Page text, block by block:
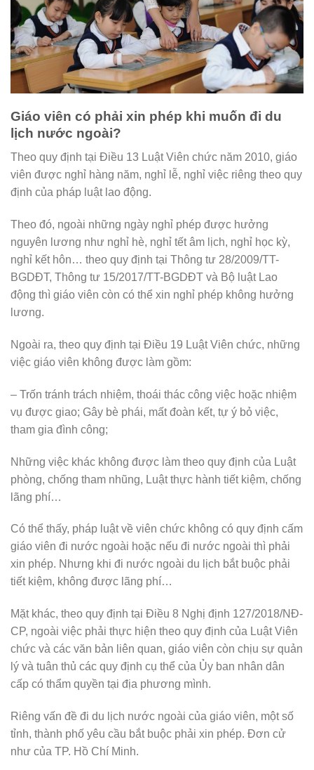
Giáo viên có phải xin phép khi muốn đi du
lịch nước ngoài?
Theo quy định tại Điều 13 Luật Viên chức năm 2010, giáo
viên được nghỉ hàng năm, nghỉ lễ, nghỉ việc riêng theo quy
định của pháp luật lao động.
Theo đó, ngoài những ngày nghỉ phép được hưởng
nguyên lương như nghỉ hè, nghỉ tết âm lịch, nghỉ học kỳ,
nghỉ kết hôn… theo quy định tại Thông tư 28/2009/TT-
BGDĐT, Thông tư 15/2017/TT-BGDĐT và Bộ luật Lao
động thì giáo viên còn có thể xin nghỉ phép không hưởng
lương.
Ngoài ra, theo quy định tại Điều 19 Luật Viên chức, những
việc giáo viên không được làm gồm:
– Trốn tránh trách nhiệm, thoái thác công việc hoặc nhiệm
vụ được giao; Gây bè phái, mất đoàn kết, tự ý bỏ việc,
tham gia đình công;
Những việc khác không được làm theo quy định của Luật
phòng, chống tham nhũng, Luật thực hành tiết kiệm, chống
lãng phí…
Có thể thấy, pháp luật về viên chức không có quy định cấm
giáo viên đi nước ngoài hoặc nếu đi nước ngoài thì phải
xin phép. Nhưng khi đi nước ngoài du lịch bắt buộc phải
tiết kiệm, không được lãng phí…
Mặt khác, theo quy định tại Điều 8 Nghị định 127/2018/NĐ-
CP, ngoài việc phải thực hiện theo quy định của Luật Viên
chức và các văn bản liên quan, giáo viên còn chịu sự quản
lý và tuân thủ các quy định cụ thể của Ủy ban nhân dân
cấp có thẩm quyền tại địa phương mình.
Riêng vấn đề đi du lịch nước ngoài của giáo viên, một số
tỉnh, thành phố yêu cầu bắt buộc phải xin phép. Đơn cử
như của TP. Hồ Chí Minh.